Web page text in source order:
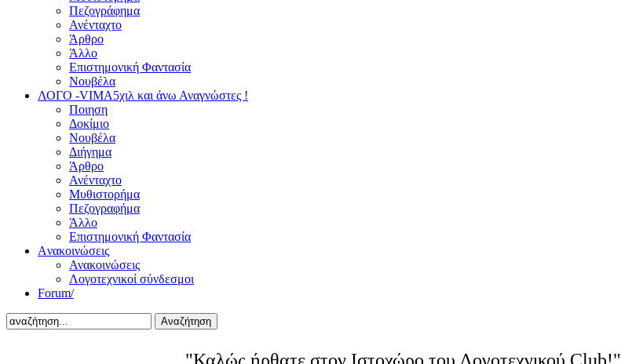
Πεζογράφημα
Ανένταχτο
Άρθρο
Άλλο
Επιστημονική Φαντασία
Νουβέλα
ΛΟΓΟ -VIMA5χιλ και άνω Αναγνώστες !
Ποιηση
Δοκίμιο
Νουβέλα
Διήγημα
Άρθρο
Ανένταχτο
Μυθιστορήμα
Πεζογραφήμα
Άλλο
Επιστημονική Φαντασία
Aνακοινώσεις
Ανακοινώσεις
Λογοτεχνικοί σύνδεσμοι
Forum/
Αναζήτηση